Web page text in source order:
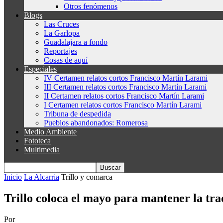
Otros fenómenos
Blogs
Las Cruces
La Garlopa
Guadalajara a fondo
Reportajes
Cosas de aquí
Especiales
IV Certamen relatos cortos Francisco Martín Larami
III Certamen relatos cortos Francisco Martín Larami
II Certamen relatos cortos Francisco Martín Larami
I Certamen relatos cortos Francisco Martín Larami
Tribuna de despedida
Pueblos abandonados: Romerosa
Medio Ambiente
Fototeca
Multimedia
Inicio La Alcarria Trillo y comarca
Trillo coloca el mayo para mantener la
Por